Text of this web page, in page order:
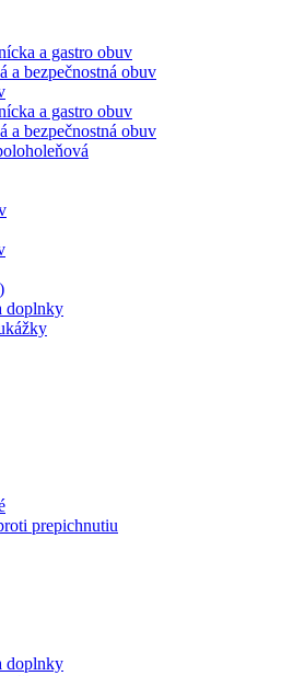
a gastro obuv
a bezpečnostná obuv
a gastro obuv
a bezpečnostná obuv
doplnky
prepichnutiu
doplnky